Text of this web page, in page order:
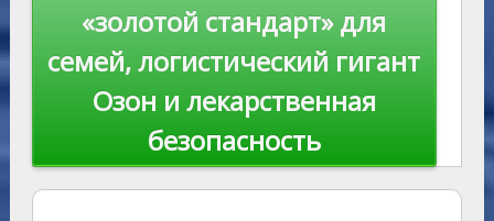
«золотой стандарт» для
семей, логистический гигант
Озон и лекарственная
безопасность